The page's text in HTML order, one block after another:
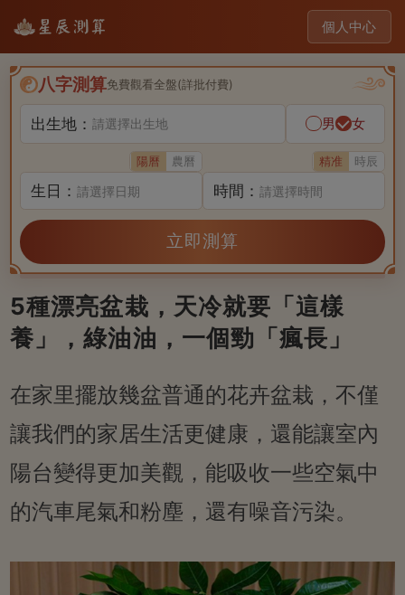
個人中心
八字測算免費觀看全盤(詳批付費)
出生地：請選擇出生地 男 女
陽曆 農曆
生日：請選擇日期
精准 時辰
時間：請選擇時間
立即測算
5種漂亮盆栽，天冷就要「這樣
養」，綠油油，一個勁「瘋長」
在家里擺放幾盆普通的花卉盆栽，不僅
讓我們的家居生活更健康，還能讓室內
陽台變得更加美觀，能吸收一些空氣中
的汽車尾氣和粉塵，還有噪音污染。